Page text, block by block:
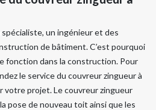
un ingénieur et des
de bâtiment. C’est pourquoi
fonction dans la construction. Pour
le service du couvreur zingueur à
votre projet. Le couvreur zingueur
pose de nouveau toit ainsi que les